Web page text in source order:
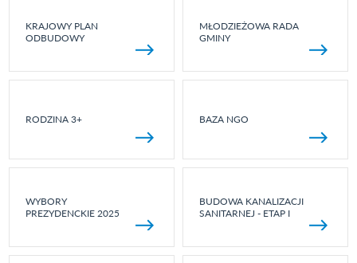
KRAJOWY PLAN
ODBUDOWY
MŁODZIEŻOWA RADA
GMINY
RODZINA 3+ BAZA NGO
WYBORY
PREZYDENCKIE 2025
BUDOWA KANALIZACJI
SANITARNEJ - ETAP I